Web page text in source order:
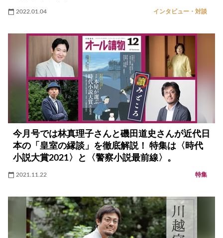
2022.01.04 インタビュー・対談
今月号では林真理子さんと磯田道史さんが近代日
本の「皇室の縁談」を徹底解説！ 特集は〈時代
小説大賞2021〉と〈警察小説最前線〉。
2021.11.22 特集